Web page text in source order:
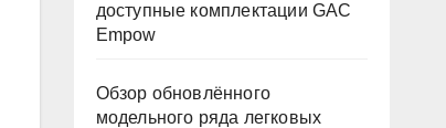
доступные комплектации GAC
Empow
Обзор обновлённого
модельного ряда легковых